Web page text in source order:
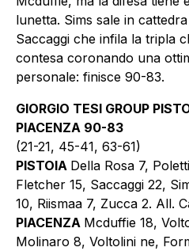
lunetta. Sims sale in
Saccaggi che infila la tripla
contesa coronando una
personale: finisce 90-83.
GIORGIO TESI GROUP
PIACENZA 90-83
(21-21, 45-41, 63-61)
PISTOIA Della Rosa 7,
Fletcher 15, Saccaggi 22,
10, Riismaa 7, Zucca 2. All.
PIACENZA Mcduffie 18,
Molinaro 8, Voltolini ne,